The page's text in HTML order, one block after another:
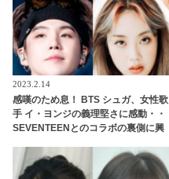
2023.2.14
感嘆のため息！ BTS シュガ、女性歌
手 イ・ヨンジの義理堅さに感動・・
SEVENTEENとのコラボの裏側に興